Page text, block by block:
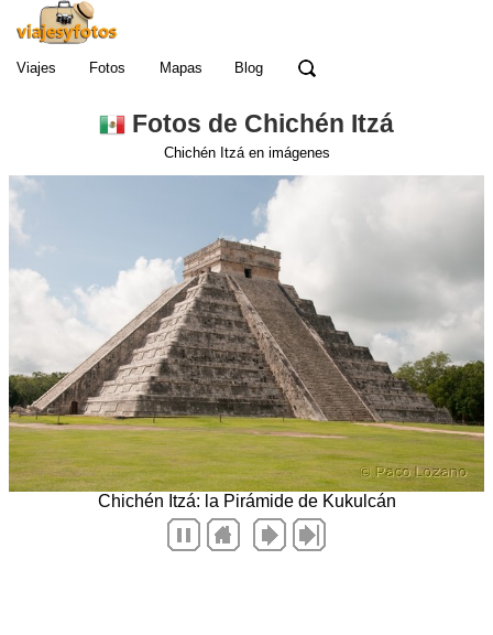
Viajes Fotos Mapas Blog
Fotos de Chichén Itzá
Chichén Itzá en imágenes